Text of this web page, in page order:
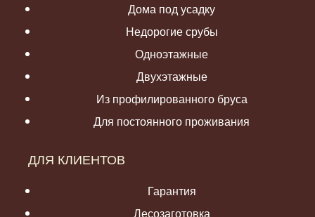
Дома под усадку
Недорогие срубы
Одноэтажные
Двухэтажные
Из профилированного бруса
Для постоянного проживания
ДЛЯ КЛИЕНТОВ
Гарантия
Лесозаготовка